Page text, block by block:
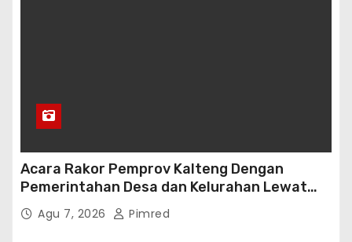
Acara Rakor Pemprov Kalteng Dengan
Pemerintahan Desa dan Kelurahan Lewat
Risk Assessment
Agu 7, 2026 Pimred